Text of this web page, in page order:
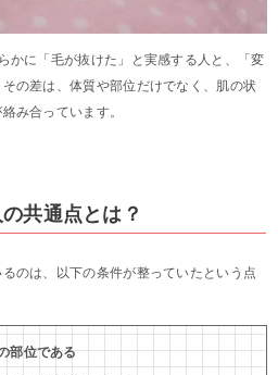
かに「毛が抜けた」と実感する人と、「変
の差は、体質や部位だけでなく、肌の状
み合っています。
共通点とは？
のは、以下の条件が整っていたという点
部位である